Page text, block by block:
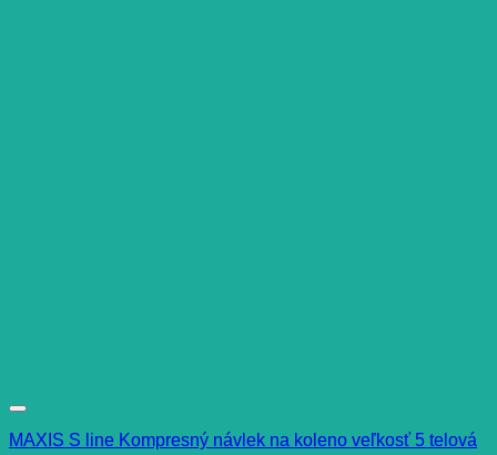
MAXIS S line Kompresný návlek na koleno veľkosť 5 telová